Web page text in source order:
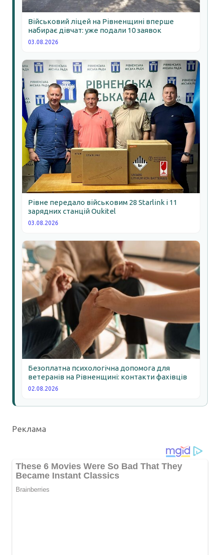
Військовий ліцей на Рівненщині вперше
набирає дівчат: уже подали 10 заявок
03.08.2026
Рівне передало військовим 28 Starlink і 11
зарядних станцій Oukitel
03.08.2026
Безоплатна психологічна допомога для
ветеранів на Рівненщині: контакти фахівців
02.08.2026
Реклама